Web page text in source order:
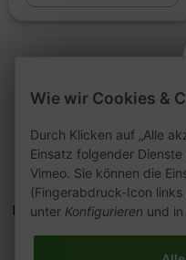
Artikel 1 - 19 von 19
Wie wir Cookies &
Durch Klicken auf „Alle
Einsatz folgender
Vimeo. Sie können die
(Fingerabdruck-Icon
unter Konfigurieren und
Kategorien